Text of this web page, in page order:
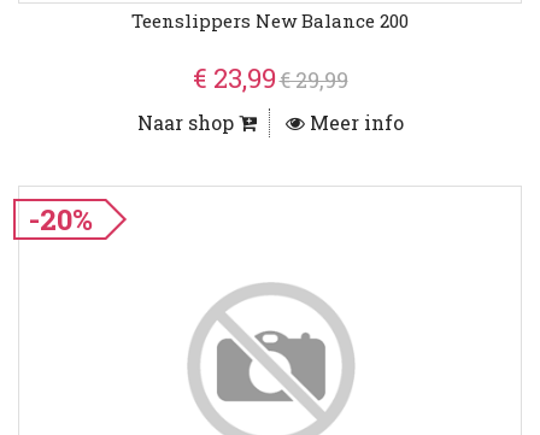
Teenslippers New Balance 200
€ 23,99€ 29,99
Naar shop Meer info
-20%